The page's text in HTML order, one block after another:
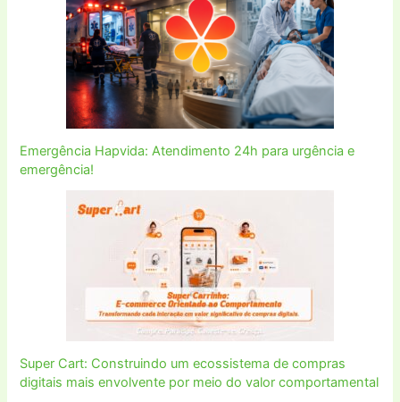
Emergência Hapvida: Atendimento 24h para urgência e
emergência!
Super Cart: Construindo um ecossistema de compras
digitais mais envolvente por meio do valor comportamental